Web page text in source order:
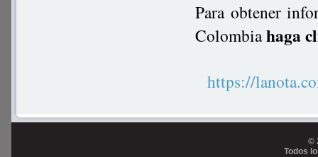
Para obtener
Colombiahaga
https://
©
Todos